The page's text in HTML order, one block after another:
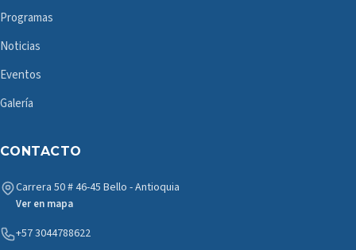
Programas
Noticias
Eventos
Galería
CONTACTO
Carrera 50 # 46-45 Bello - Antioquia
Ver en mapa
+57 3044788622